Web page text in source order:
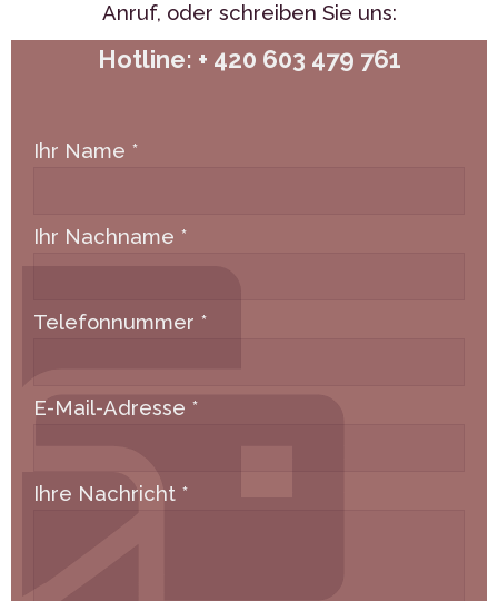
Anruf, oder schreiben Sie uns:
Hotline: + 420 603 479 761
Ihr Name *
Ihr Nachname *
Telefonnummer *
E-Mail-Adresse *
Ihre Nachricht *